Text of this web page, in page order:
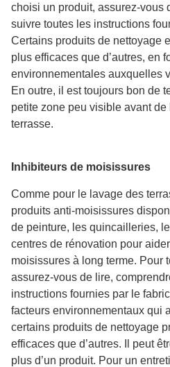
choisi un produit, assurez-vous
suivre toutes les instructions
Certains produits de nettoyage
plus efficaces que d’autres, en
environnementales auxquelles
En outre, il est toujours bon de
petite zone peu visible avant de
terrasse.
Inhibiteurs de moisissures
Comme pour le lavage des
produits anti-moisissures
de peinture, les quincailleries,
centres de rénovation pour
moisissures à long terme. Pour
assurez-vous de lire,
instructions fournies par le
facteurs environnementaux qui
certains produits de nettoyage
efficaces que d’autres. Il peut
plus d’un produit. Pour un